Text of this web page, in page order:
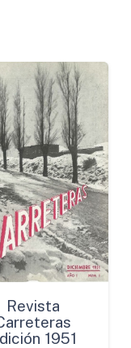
Revista
1951